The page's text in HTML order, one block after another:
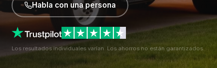
Habla con una persona
Los resultados individuales varían. Los ahorros no están garantizados.